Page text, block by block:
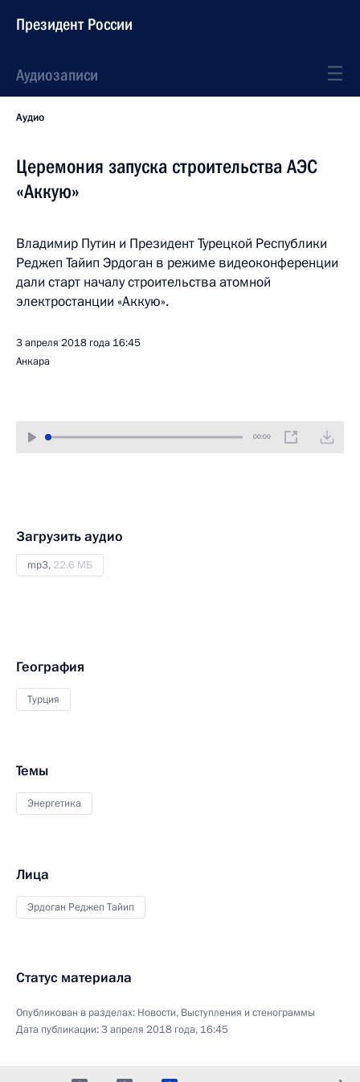
Президент России
Аудиозаписи
Аудио
Церемония запуска строительства АЭС
«Аккую»
Владимир Путин и Президент Турецкой Республики
Реджеп Тайип Эрдоган в режиме видеоконференции
дали старт началу строительства атомной
электростанции «Аккую».
3 апреля 2018 года 16:45
Анкара
00:00
Загрузить аудио
mp3, 22.6 МБ
География
Турция
Темы
Энергетика
Лица
Эрдоган Реджеп Тайип
Статус материала
Опубликован в разделах: Новости, Выступления и стенограммы
Дата публикации:3 апреля 2018 года, 16:45